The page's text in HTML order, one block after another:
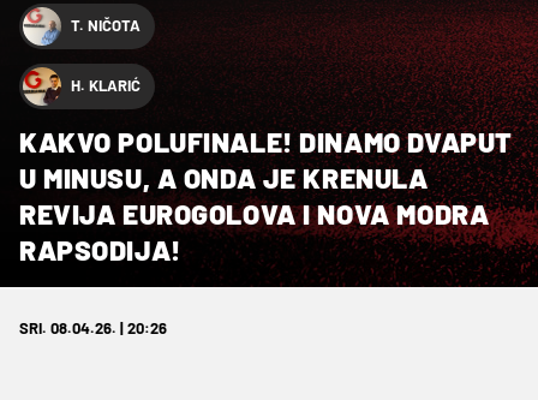
T. NIČOTA
H. KLARIĆ
KAKVO POLUFINALE! DINAMO DVAPUT
U MINUSU, A ONDA JE KRENULA
REVIJA EUROGOLOVA I NOVA MODRA
RAPSODIJA!
SRI. 08.04.26. | 20:26